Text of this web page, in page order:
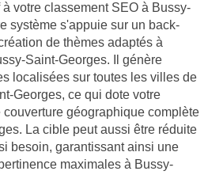
votre classement SEO à Bussy-
système s'appuie sur un back-
de thèmes adaptés à
Saint-Georges. Il génère
localisées sur toutes les villes de
Georges, ce qui dote votre
géographique complète
La cible peut aussi être réduite
besoin, garantissant ainsi une
maximales à Bussy-